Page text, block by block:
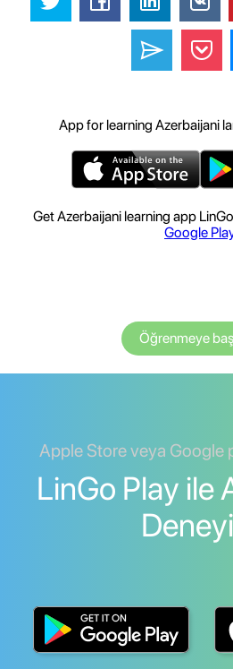
App for learning Azerbaijani
Get Azerbaijani learning app
Google
Öğrenmeye
Apple Store veya Google
LinGo Play ile